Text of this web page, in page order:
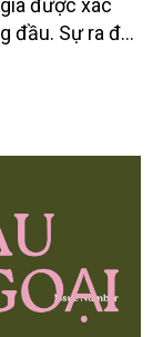
được xác
đầu. Sự ra đời
toàn diện,
cao hiệu